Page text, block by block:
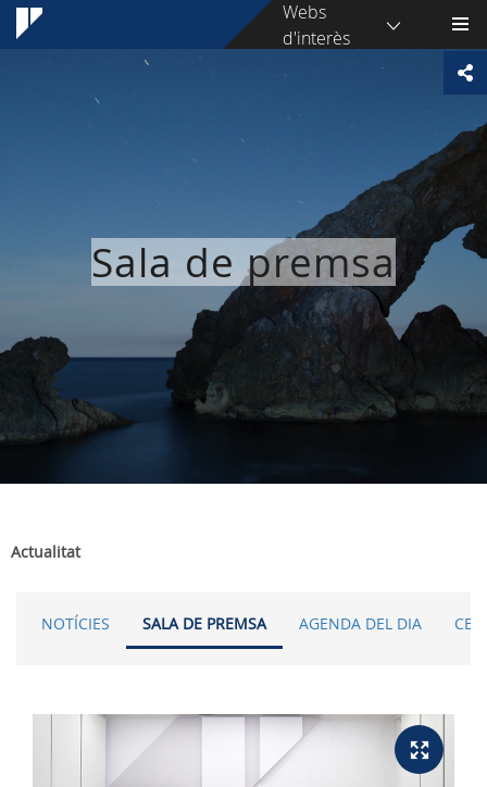
Webs
d'interès
Sala de premsa
Actualitat
NOTÍCIES SALA DE PREMSA AGENDA DEL DIA